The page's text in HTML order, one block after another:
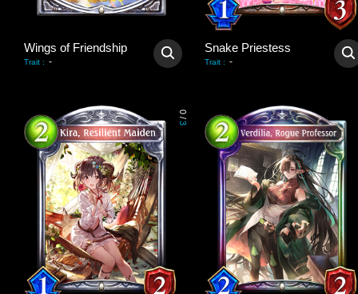
Wings of Friendship
Trait : -
Snake Priestess
Trait : -
0
/
3